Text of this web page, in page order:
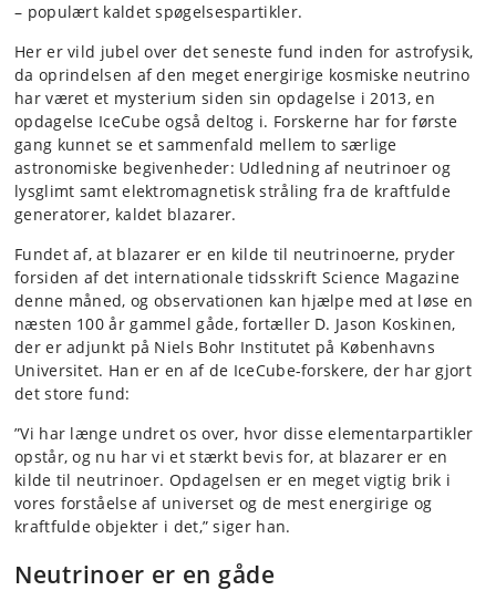
– populært kaldet spøgelsespartikler.
Her er vild jubel over det seneste fund inden for astrofysik,
da oprindelsen af den meget energirige kosmiske neutrino
har været et mysterium siden sin opdagelse i 2013, en
opdagelse IceCube også deltog i. Forskerne har for første
gang kunnet se et sammenfald mellem to særlige
astronomiske begivenheder: Udledning af neutrinoer og
lysglimt samt elektromagnetisk stråling fra de kraftfulde
generatorer, kaldet blazarer.
Fundet af, at blazarer er en kilde til neutrinoerne, pryder
forsiden af det internationale tidsskrift Science Magazine
denne måned, og observationen kan hjælpe med at løse en
næsten 100 år gammel gåde, fortæller D. Jason Koskinen,
der er adjunkt på Niels Bohr Institutet på Københavns
Universitet. Han er en af de IceCube-forskere, der har gjort
det store fund:
”Vi har længe undret os over, hvor disse elementarpartikler
opstår, og nu har vi et stærkt bevis for, at blazarer er en
kilde til neutrinoer. Opdagelsen er en meget vigtig brik i
vores forståelse af universet og de mest energirige og
kraftfulde objekter i det,” siger han.
Neutrinoer er en gåde